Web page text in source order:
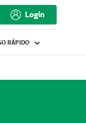
Login
RÁPIDO